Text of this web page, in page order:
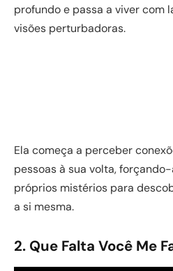
profundo e passa a viver com
visões perturbadoras.
Ela começa a perceber
pessoas à sua volta,
próprios mistérios para
a si mesma.
2. Que Falta Você Me